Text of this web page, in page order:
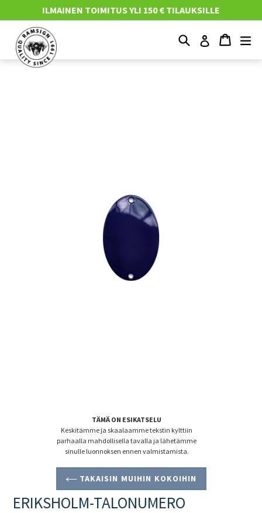
suoraan
sisältöön
ILMAINEN TOIMITUS YLI 150 € TILAUKSILLE
Etsi Kirjaudu
TÄMÄ ON ESIKATSELU
Keskitämme ja skaalaamme tekstin kylttiin
parhaalla mahdollisella tavalla ja lähetämme
sinulle luonnoksen ennen valmistamista.
TAKAISIN MUIHIN KOKOIHIN
ERIKSHOLM-TALONUMERO